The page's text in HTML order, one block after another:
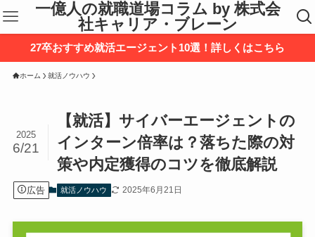
一億人の就職道場コラム by 株式会
社キャリア・ブレーン
27卒おすすめ就活エージェント10選！詳しくはこちら
ホーム 就活ノウハウ
【就活】サイバーエージェントの
インターン倍率は？落ちた際の対
策や内定獲得のコツを徹底解説
2025
6/21
広告 就活ノウハウ 2025年6月21日